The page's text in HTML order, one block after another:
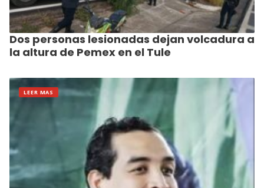
Dos personas lesionadas dejan volcadura a
la altura de Pemex en el Tule
LEER MAS